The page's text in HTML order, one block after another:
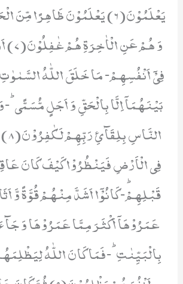
یَعْلَمُوْنَ(6) یَعْلَمُوْنَ ظَاهِرًا
وَ
فِیْۤ اَنْفُسِهِمْ- مَا خَلَقَ اللّٰهُ
بَیْنَهُمَاۤ اِلَّا بِالْحَقِّ وَ اَجَلٍ
فِی الْاَرْضِ فَیَنْظُرُوْا كَیْفَ كَانَ
قَبْلِهِمْؕ-كَانُوْۤا اَشَدَّ مِنْهُمْ قُوَّةً وَّ
عَمَرُوْهَاۤ اَكْثَرَ مِمَّا عَمَرُوْهَا وَ
بِالْبَیِّنٰتِؕ-فَمَا كَانَ اللّٰهُ